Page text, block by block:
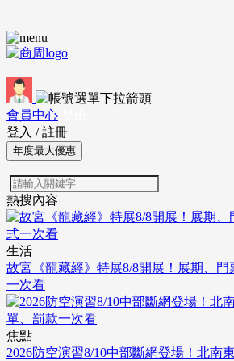
會員中心
登入 / 註冊
年度最大優惠
熱搜內容
生活
故宮《龍藏經》特展8/8開展！展期、
一次看
焦點
2026防空演習8/10中部斷網登場！北南